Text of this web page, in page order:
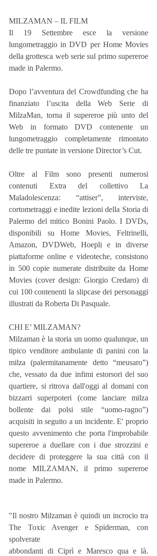
MILZAMAN – IL FILM
Il 19 Settembre esce la versione
lungometraggio in DVD per Home Movies
della grottesca web serie sul primo supereroe
made in Palermo.
Dopo l’avventura del Crowdfunding che ha
finanziato l’uscita della Web Serie di
MilzaMan, torna il supereroe più unto del
Web in formato DVD contenente un
lungometraggio completamente rimontato
delle tre puntate in versione Director’s Cut.
Oltre al Film sono presenti numerosi
contenuti Extra del collettivo La
Maladolescenza: “attiser”, interviste,
cortometraggi e inedite lezioni della Storia di
Palermo del mitico Bonini Paolo. I DVDs,
disponibili su Home Movies, Feltrinelli,
Amazon, DVDWeb, Hoepli e in diverse
piattaforme online e videoteche, consistono
in 500 copie numerate distribuite da Home
Movies (cover design: Giorgio Credaro) di
cui 100 contenenti la slipcase dei personaggi
illustrati da Roberta Di Pasquale.
CHI E’ MILZAMAN?
Milzaman è la storia un uomo qualunque, un
tipico venditore ambulante di panini con la
milza (palermitanamente detto “meusaro”)
che, vessato da due infimi estorsori del suo
quartiere, si ritrova dall'oggi al domani con
bizzarri superpoteri (come lanciare milza
bollente dai polsi stile “uomo-ragno”)
acquisiti in seguito a un incidente. E' proprio
questo avvenimento che porta l'improbabile
supereroe a duellare con i due strozzini e
decidere di proteggere la sua città con il
nome MILZAMAN, il primo supereroe
made in Palermo.
"Il nostro Milzaman è quindi un incrocio tra
The Toxic Avenger e Spiderman, con
spolverate
abbondanti di Ciprì e Maresco qua e là.